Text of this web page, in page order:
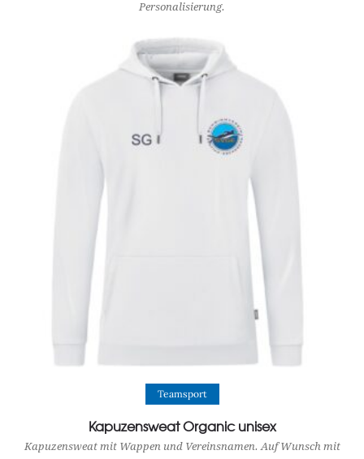
Personalisierung.
View Product
Teamsport
Kapuzensweat Organic unisex
Kapuzensweat mit Wappen und Vereinsnamen. Auf Wunsch mit